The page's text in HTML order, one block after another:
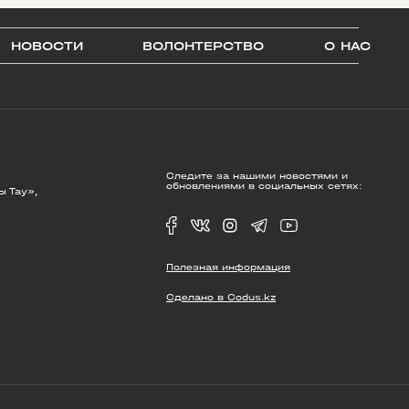
НОВОСТИ ВОЛОНТЕРСТВО О НАС
Тау»,
Следите за нашими новостями и
обновлениями в социальных сетях:
Полезная информация
Сделано в Codus.kz